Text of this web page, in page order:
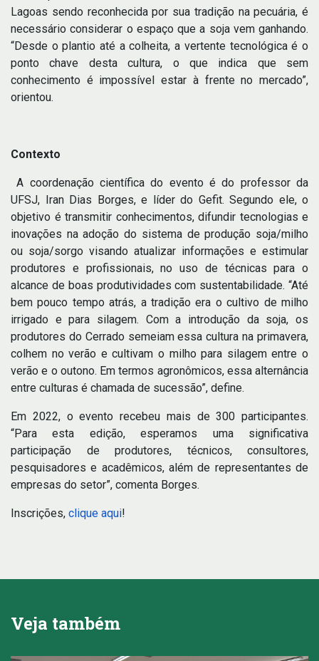
Lagoas sendo reconhecida por sua tradição na pecuária, é
necessário considerar o espaço que a soja vem ganhando.
“Desde o plantio até a colheita, a vertente tecnológica é o
ponto chave desta cultura, o que indica que sem
conhecimento é impossível estar à frente no mercado”,
orientou.
Contexto
A coordenação científica do evento é do professor da
UFSJ, Iran Dias Borges, e líder do Gefit. Segundo ele, o
objetivo é transmitir conhecimentos, difundir tecnologias e
inovações na adoção do sistema de produção soja/milho
ou soja/sorgo visando atualizar informações e estimular
produtores e profissionais, no uso de técnicas para o
alcance de boas produtividades com sustentabilidade. “Até
bem pouco tempo atrás, a tradição era o cultivo de milho
irrigado e para silagem. Com a introdução da soja, os
produtores do Cerrado semeiam essa cultura na primavera,
colhem no verão e cultivam o milho para silagem entre o
verão e o outono. Em termos agronômicos, essa alternância
entre culturas é chamada de sucessão”, define.
Em 2022, o evento recebeu mais de 300 participantes.
“Para esta edição, esperamos uma significativa
participação de produtores, técnicos, consultores,
pesquisadores e acadêmicos, além de representantes de
empresas do setor”, comenta Borges.
Inscrições, clique aqui!
Veja também